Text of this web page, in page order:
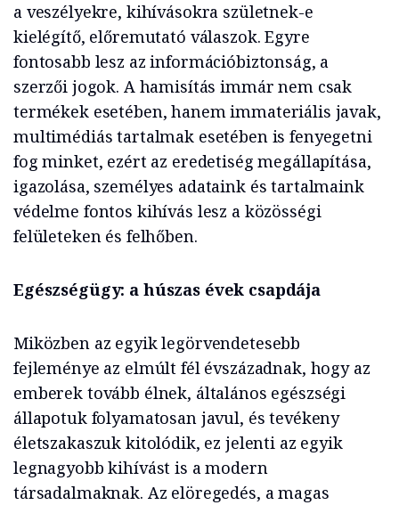
a veszélyekre, kihívásokra születnek-e
kielégítő, előremutató válaszok. Egyre
fontosabb lesz az információbiztonság, a
szerzői jogok. A hamisítás immár nem csak
termékek esetében, hanem immateriális javak,
multimédiás tartalmak esetében is fenyegetni
fog minket, ezért az eredetiség megállapítása,
igazolása, személyes adataink és tartalmaink
védelme fontos kihívás lesz a közösségi
felületeken és felhőben.
Egészségügy: a húszas évek csapdája
Miközben az egyik legörvendetesebb
fejleménye az elmúlt fél évszázadnak, hogy az
emberek tovább élnek, általános egészségi
állapotuk folyamatosan javul, és tevékeny
életszakaszuk kitolódik, ez jelenti az egyik
legnagyobb kihívást is a modern
társadalmaknak. Az elöregedés, a magas